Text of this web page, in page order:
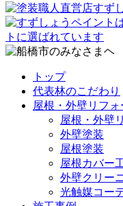
トップ
代表林のこだわり
屋根・外壁リフ
屋根・外壁
外壁塗装
屋根塗装
屋根カバー
外壁クリー
光触媒コー